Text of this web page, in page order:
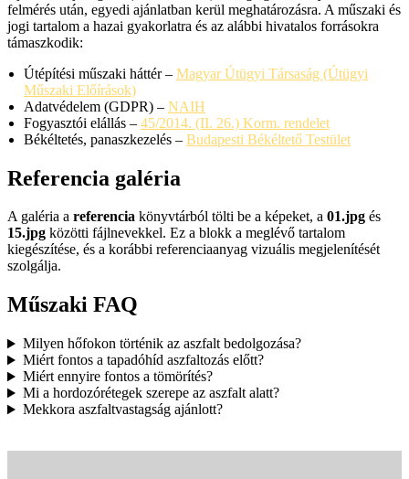
felmérés után, egyedi ajánlatban kerül meghatározásra. A műszaki és
jogi tartalom a hazai gyakorlatra és az alábbi hivatalos forrásokra
támaszkodik:
Útépítési műszaki háttér – Magyar Útügyi Társaság (Útügyi
Műszaki Előírások)
Adatvédelem (GDPR) – NAIH
Fogyasztói elállás – 45/2014. (II. 26.) Korm. rendelet
Békéltetés, panaszkezelés – Budapesti Békéltető Testület
Referencia galéria
A galéria a referencia könyvtárból tölti be a képeket, a 01.jpg és
15.jpg közötti fájlnevekkel. Ez a blokk a meglévő tartalom
kiegészítése, és a korábbi referenciaanyag vizuális megjelenítését
szolgálja.
Műszaki FAQ
Milyen hőfokon történik az aszfalt bedolgozása?
Miért fontos a tapadóhíd aszfaltozás előtt?
Miért ennyire fontos a tömörítés?
Mi a hordozórétegek szerepe az aszfalt alatt?
Mekkora aszfaltvastagság ajánlott?